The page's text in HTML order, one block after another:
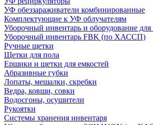
УФ обеззараживатели комбинированные
Комплектующие к УФ облучателям
Уборочный инвентарь и оборудование для
Уборочный инвентарь FBK (по ХАССП)
Ручные щетки
Щетки для пола
Ершики и щетки для емкостей
Абразивные губки
Лопаты, мешалки, скребки
Ведра, ковши, совки
Водосгоны, осушители
Рукоятки
Системы хранения инвентаря